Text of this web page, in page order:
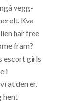
vegg-
Kva
har free
fram?
escort girls
i
at den er.
hent